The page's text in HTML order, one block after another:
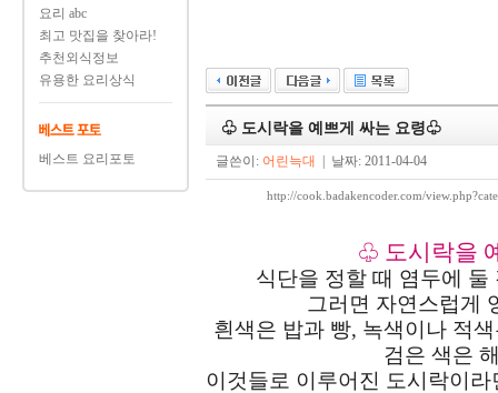
요리 abc
최고 맛집을 찾아라!
추천외식정보
유용한 요리상식
베스트 요리포토
♧ 도시락을 예쁘게 싸는 요령♧
글쓴이: 어린늑대 | 날짜: 2011-04-04
http://cook.badakencoder.com/
♧ 도시락을
식단을 정할 때 염두에
그러면 자연스럽게
흰색은 밥과 빵, 녹색이나 적
검은 색은
이것들로 이루어진 도시락이